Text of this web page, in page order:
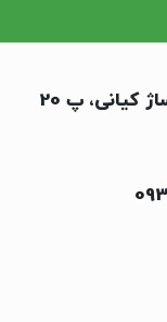
کیانی، پ 20